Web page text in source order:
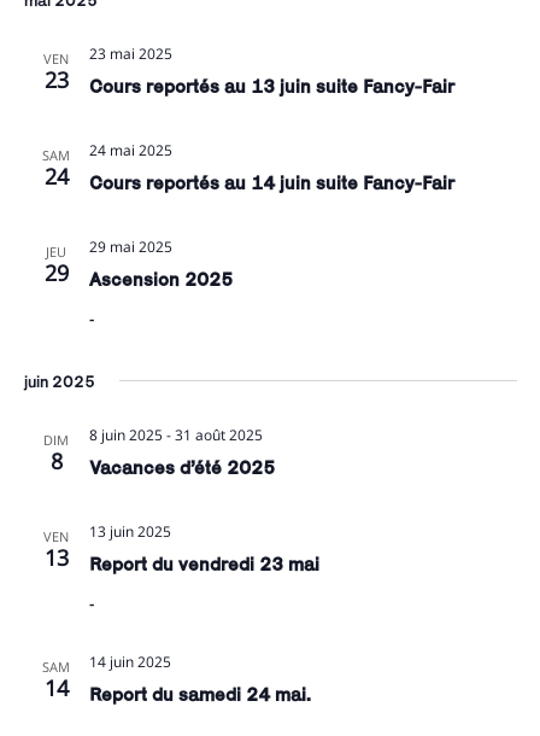
VEN
23 Cours reportés au 13 juin suite Fancy-Fair
23 mai 2025
SAM
24 Cours reportés au 14 juin suite Fancy-Fair
24 mai 2025
JEU
29 Ascension 2025
29 mai 2025
-
juin 2025
DIM
8 Vacances d’été 2025
8 juin 2025 -31 août 2025
VEN
13 Report du vendredi 23 mai
13 juin 2025
-
SAM
14 Report du samedi 24 mai.
14 juin 2025